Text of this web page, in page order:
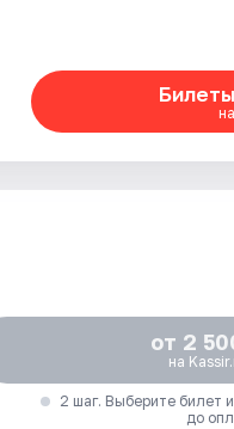
от 2
на
2 шаг. Выберите билет
до